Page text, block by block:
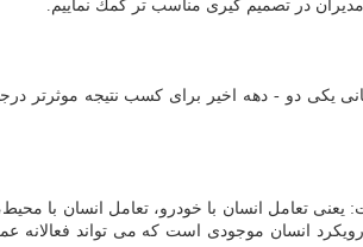
در تصمیم گیری مناسب تر كمك نماییم.
یكی دو - دهه اخیر برای كسب نتیجه موثرتر
تعامل انسان با خودرو، تعامل انسان با
انسان موجودی است كه می تواند فعالانه